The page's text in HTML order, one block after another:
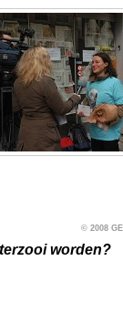
© 2008
worden?